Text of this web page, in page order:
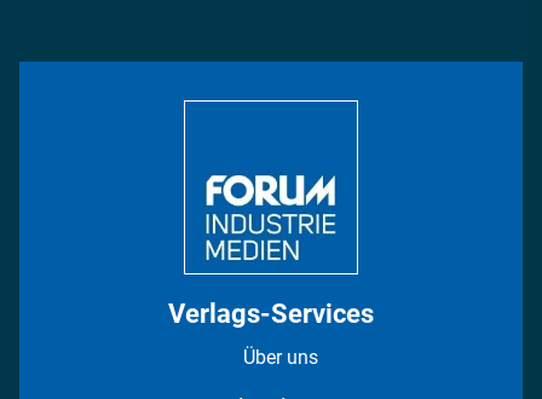
Verlags-Services
Über uns